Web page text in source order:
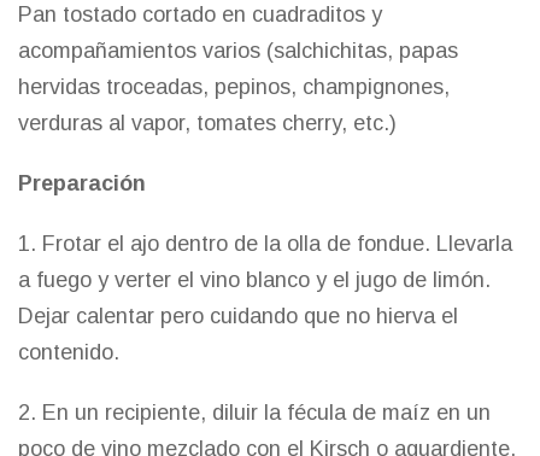
Pan tostado cortado en cuadraditos y
acompañamientos varios (salchichitas, papas
hervidas troceadas, pepinos, champignones,
verduras al vapor, tomates cherry, etc.)
Preparación
1. Frotar el ajo dentro de la olla de fondue. Llevarla
a fuego y verter el vino blanco y el jugo de limón.
Dejar calentar pero cuidando que no hierva el
contenido.
2. En un recipiente, diluir la fécula de maíz en un
poco de vino mezclado con el Kirsch o aguardiente.